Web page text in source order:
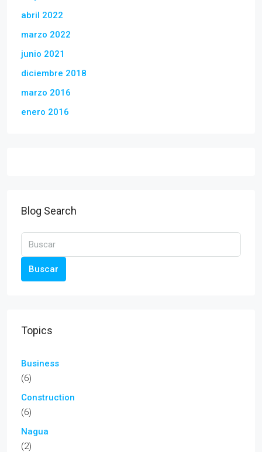
abril 2022
marzo 2022
junio 2021
diciembre 2018
marzo 2016
enero 2016
Blog Search
Buscar
Topics
Business
(6)
Construction
(6)
Nagua
(2)